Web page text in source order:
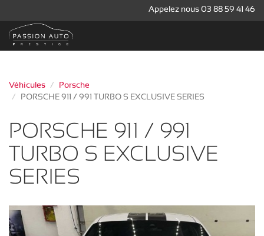
Appelez nous 03 88 59 41 46
Véhicules
Porsche
PORSCHE 911 / 991 TURBO S EXCLUSIVE SERIES
PORSCHE 911 / 991
TURBO S EXCLUSIVE
SERIES